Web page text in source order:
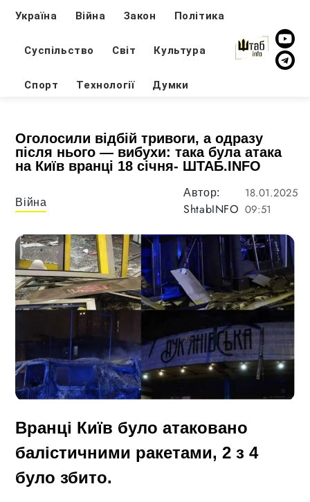
Україна Війна Закон Політика
Суспільство Світ Культура
Спорт Технології Думки
Оголосили відбій тривоги, а одразу
після нього — вибухи: така була атака
на Київ вранці 18 січня- ШТАБ.INFO
Війна
Автор:
ShtabINFO
18.01.2025
09:51
Вранці Київ було атаковано
балістичними ракетами, 2 з 4
було збито.